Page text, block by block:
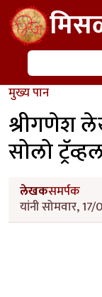
Skip to main content
शोध
मुख्य पान
श्रीगणेश
सोलो
लेखकसमर्पक
यांनी सोमवार,